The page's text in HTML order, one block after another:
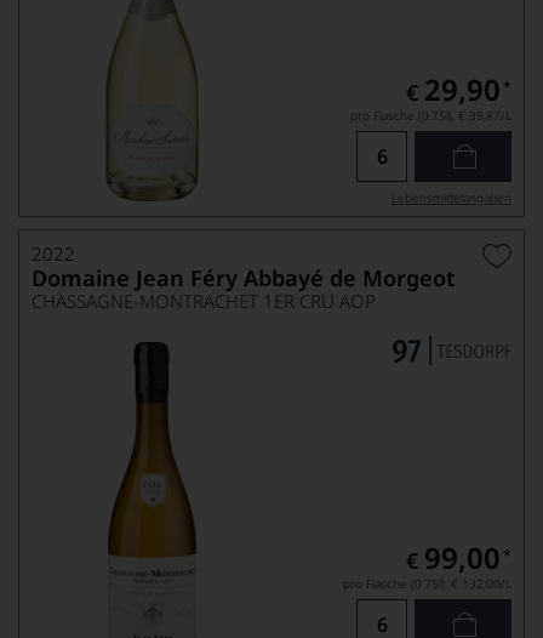
€ 29,90 *
pro Flasche (0.75l), € 39,87/L
Lebensmittel­angaben
2022
Domaine Jean Féry Abbayé de Morgeot
CHASSAGNE-MONTRACHET 1ER CRU AOP
€ 99,00 *
pro Flasche (0.75l), € 132,00/L